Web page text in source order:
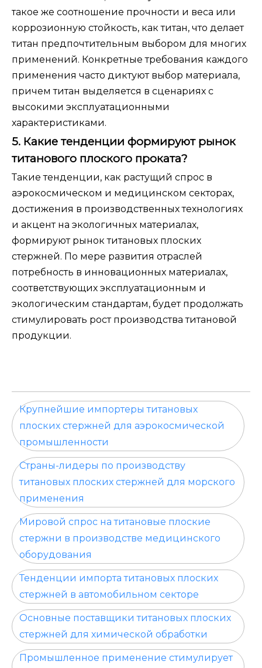
такое же соотношение прочности и веса или
коррозионную стойкость, как титан, что делает
титан предпочтительным выбором для многих
применений. Конкретные требования каждого
применения часто диктуют выбор материала,
причем титан выделяется в сценариях с
высокими эксплуатационными
характеристиками.
5. Какие тенденции формируют рынок
титанового плоского проката?
Такие тенденции, как растущий спрос в
аэрокосмическом и медицинском секторах,
достижения в производственных технологиях
и акцент на экологичных материалах,
формируют рынок титановых плоских
стержней. По мере развития отраслей
потребность в инновационных материалах,
соответствующих эксплуатационным и
экологическим стандартам, будет продолжать
стимулировать рост производства титановой
продукции.
Крупнейшие импортеры титановых
плоских стержней для аэрокосмической
промышленности
Страны-лидеры по производству
титановых плоских стержней для морского
применения
Мировой спрос на титановые плоские
стержни в производстве медицинского
оборудования
Тенденции импорта титановых плоских
стержней в автомобильном секторе
Основные поставщики титановых плоских
стержней для химической обработки
Промышленное применение стимулирует